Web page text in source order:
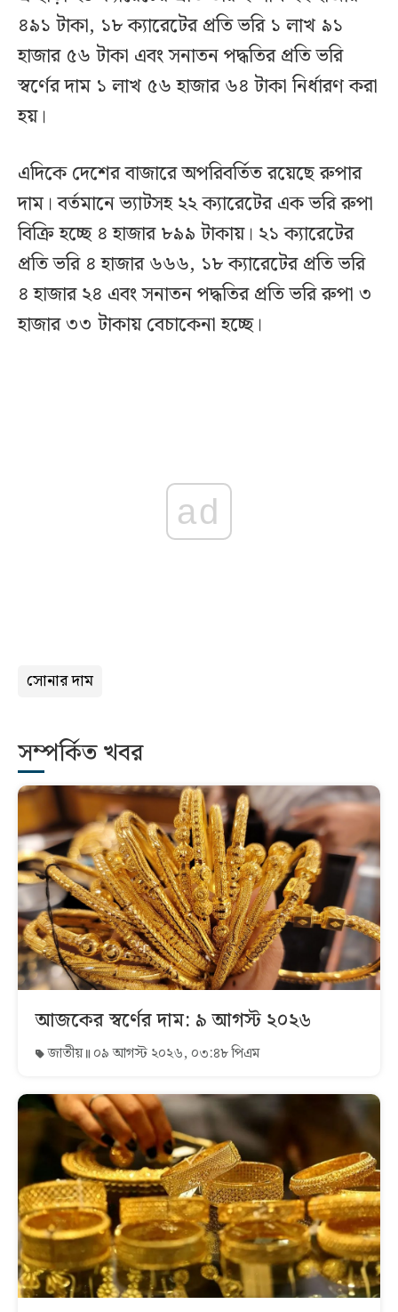
৪৯১ টাকা, ১৮ ক্যারেটের প্রতি ভরি ১ লাখ ৯১
হাজার ৫৬ টাকা এবং সনাতন পদ্ধতির প্রতি ভরি
স্বর্ণের দাম ১ লাখ ৫৬ হাজার ৬৪ টাকা নির্ধারণ করা
হয়।
এদিকে দেশের বাজারে অপরিবর্তিত রয়েছে রুপার
দাম। বর্তমানে ভ্যাটসহ ২২ ক্যারেটের এক ভরি রুপা
বিক্রি হচ্ছে ৪ হাজার ৮৯৯ টাকায়। ২১ ক্যারেটের
প্রতি ভরি ৪ হাজার ৬৬৬, ১৮ ক্যারেটের প্রতি ভরি
৪ হাজার ২৪ এবং সনাতন পদ্ধতির প্রতি ভরি রুপা ৩
হাজার ৩৩ টাকায় বেচাকেনা হচ্ছে।
ad
সোনার দাম
সম্পর্কিত খবর
আজকের স্বর্ণের দাম: ৯ আগস্ট ২০২৬
জাতীয় ০৯ আগস্ট ২০২৬, ০৩:৪৮ পিএম